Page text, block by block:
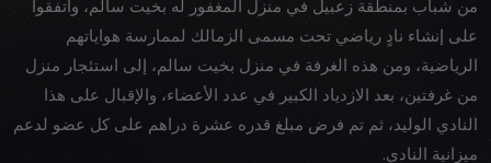
من شباب بمنطقة زعبيل في منزل المغفور له بخيت سالم، واتفقوا
على إنشاء نادٍ رياضي تحت مسمى الزمالك لممارسة هواياتهم
الرياضية، ومن هذه الغرفة في منزل بخيت سالم، إلى استئجار منزل
من غرفتين، بعد الازدياد الكبير في عدد الأعضاء، والإقبال على هذا
النادي الوليد، ثم تم فرض مبلغ قدره عشرة دراهم على كل عضو لدعم
ميزانية النادي.